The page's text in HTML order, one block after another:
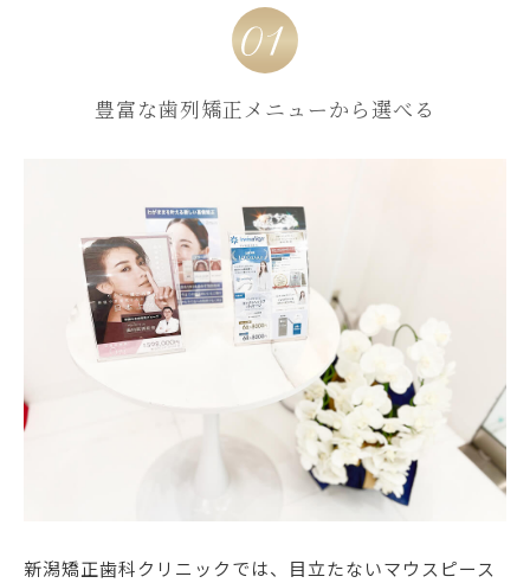
豊富な歯列矯正メニューから選べる
新潟矯正歯科クリニックでは、目立たないマウスピース